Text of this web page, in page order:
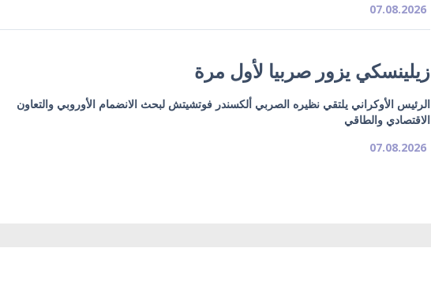
07.08.2026
زيلينسكي يزور صربيا لأول مرة
الرئيس الأوكراني يلتقي نظيره الصربي ألكسندر فوتشيتش لبحث الانضمام الأوروبي والتعاون
الاقتصادي والطاقي
07.08.2026